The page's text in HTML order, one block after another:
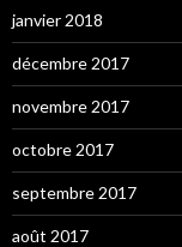
janvier 2018
décembre 2017
novembre 2017
octobre 2017
septembre 2017
août 2017